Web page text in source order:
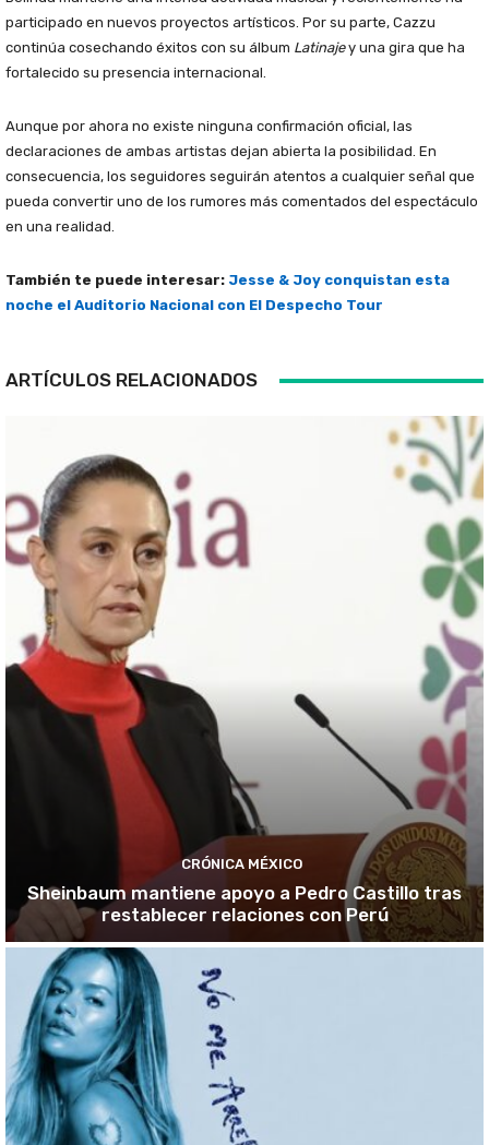
participado en nuevos proyectos artísticos. Por su parte, Cazzu
continúa cosechando éxitos con su álbum Latinajey una gira que ha
fortalecido su presencia internacional.
Aunque por ahora no existe ninguna confirmación oficial, las
declaraciones de ambas artistas dejan abierta la posibilidad. En
consecuencia, los seguidores seguirán atentos a cualquier señal que
pueda convertir uno de los rumores más comentados del espectáculo
en una realidad.
También te puede interesar: Jesse & Joy conquistan esta
noche el Auditorio Nacional con El Despecho Tour
ARTÍCULOS RELACIONADOS
CRÓNICA MÉXICO
Sheinbaum mantiene apoyo a Pedro Castillo tras
restablecer relaciones con Perú